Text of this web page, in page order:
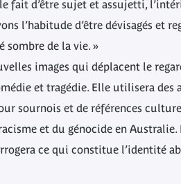
fait d’être sujet et assujetti,
l’habitude d’être dévisagés et
sombre de la vie. »
images qui déplacent le
et tragédie. Elle utilisera des
sournois et de références
et du génocide en Australie.
ce qui constitue l’identité